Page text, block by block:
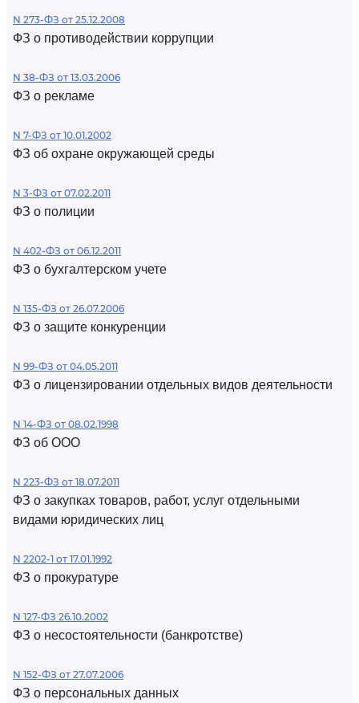
N 273-ФЗ от 25.12.2008
ФЗ о противодействии коррупции
N 38-ФЗ от 13.03.2006
ФЗ о рекламе
N 7-ФЗ от 10.01.2002
ФЗ об охране окружающей среды
N 3-ФЗ от 07.02.2011
ФЗ о полиции
N 402-ФЗ от 06.12.2011
ФЗ о бухгалтерском учете
N 135-ФЗ от 26.07.2006
ФЗ о защите конкуренции
N 99-ФЗ от 04.05.2011
ФЗ о лицензировании отдельных видов деятельности
N 14-ФЗ от 08.02.1998
ФЗ об ООО
N 223-ФЗ от 18.07.2011
ФЗ о закупках товаров, работ, услуг отдельными
видами юридических лиц
N 2202-1 от 17.01.1992
ФЗ о прокуратуре
N 127-ФЗ 26.10.2002
ФЗ о несостоятельности (банкротстве)
N 152-ФЗ от 27.07.2006
ФЗ о персональных данных